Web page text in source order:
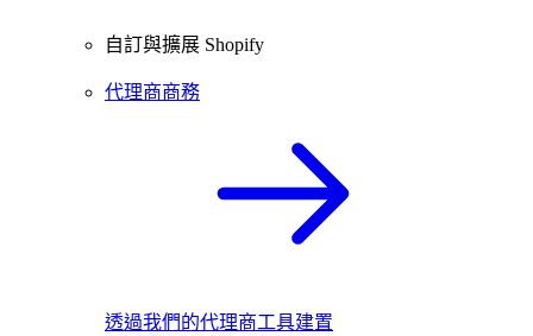
自訂與擴展 Shopify
代理商商務
透過我們的代理商工具建置